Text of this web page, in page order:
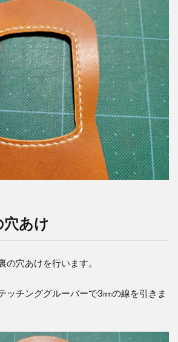
あけ
の穴あけを行います。
ッチンググルーバーで3㎜の線を引きま